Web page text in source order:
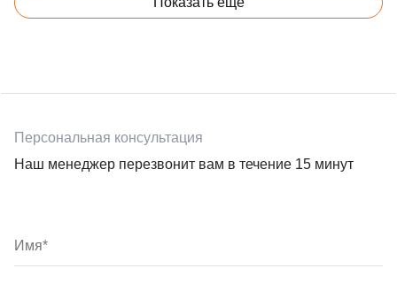
Персональная консультация
Наш менеджер перезвонит вам в течение 15 минут